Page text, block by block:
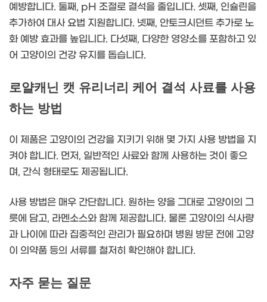
예방합니다. 둘째, pH 조절로 결석을 줄입니다. 셋째, 인슐린을
추가하여 대사 요법 지원합니다. 넷째, 안토크시던트 추가로 노
화 예방 효과를 높입니다. 다섯째, 다양한 영양소를 포함하고 있
어 고양이의 건강 유지를 돕습니다.
로얄캐닌 캣 유리너리 케어 결석 사료를 사용
하는 방법
이 제품은 고양이의 건강을 지키기 위해 몇 가지 사용 방법을 지
켜야 합니다. 먼저, 일반적인 사료와 함께 사용하는 것이 좋으
며, 간식 형태로도 제공됩니다.
사용 방법은 매우 간단합니다. 원하는 양을 그대로 고양이의 그
릇에 담고, 라멘소스와 함께 제공합니다. 물론 고양이의 식사량
과 나이에 따라 집중적인 관리가 필요하며 병원 방문 전에 고양
이 의약품 등의 서류를 철저히 확인해야 합니다.
자주 묻는 질문